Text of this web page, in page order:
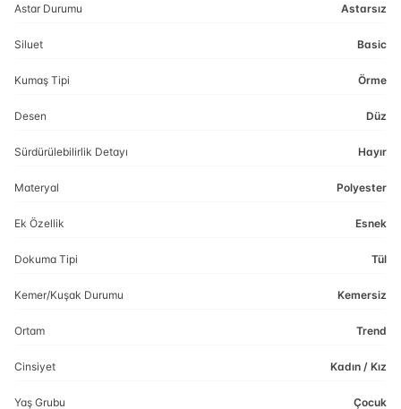
Astar Durumu Astarsız
Siluet Basic
Kumaş Tipi Örme
Desen Düz
Sürdürülebilirlik Detayı Hayır
Materyal Polyester
Ek Özellik Esnek
Dokuma Tipi Tül
Kemer/Kuşak Durumu Kemersiz
Ortam Trend
Cinsiyet Kadın / Kız
Yaş Grubu Çocuk